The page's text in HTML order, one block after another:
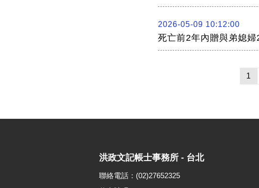
2026-05-09 10:12:00
死亡前2年內贈與弟媳
1
洪政文記帳士事務所 - 台北
聯絡電話：(02)27652325